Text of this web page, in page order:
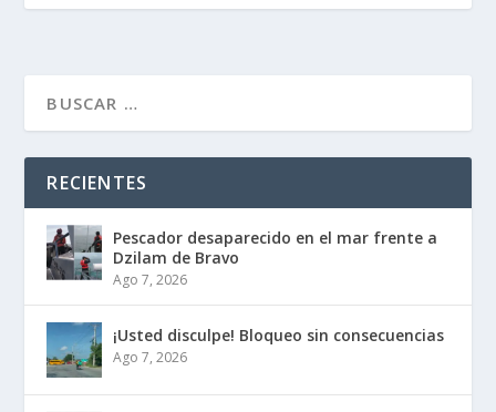
RECIENTES
Pescador desaparecido en el mar frente a
Dzilam de Bravo
Ago 7, 2026
¡Usted disculpe! Bloqueo sin consecuencias
Ago 7, 2026